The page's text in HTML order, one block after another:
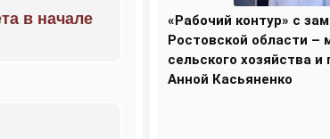
в начале
«Рабочий контур» с
Ростовской области –
сельского хозяйства
Анной Касьяненко